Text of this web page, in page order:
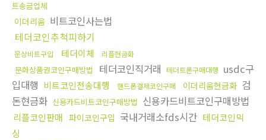
트송금업체
이더리움 비트코인사는법
테더코인추척피하기
문상비트구입 테더이체 리플현금화
문화상품권코인구매방법 테더코인직거래 테더트론구매대행 usdc구
입대행 비트코인전송대행 핸드폰결제코인구매 이더리움현금화 검
돈현금화 신용카드비트코인구매방법 신용카드비트코인구매방법
리플코인판매 파이코인구입 국내거래소fds시간 테더코인믹
싱